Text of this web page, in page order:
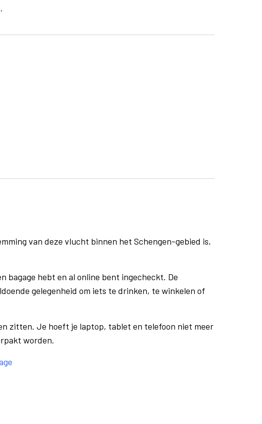
van deze vlucht binnen het Schengen-gebied is,
bagage hebt en al online bent ingecheckt. De
gelegenheid om iets te drinken, te winkelen of
zitten. Je hoeft je laptop, tablet en telefoon niet meer
worden.